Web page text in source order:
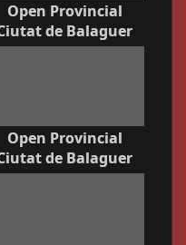
Open Provincial
de Balaguer
Open Provincial
de Balaguer